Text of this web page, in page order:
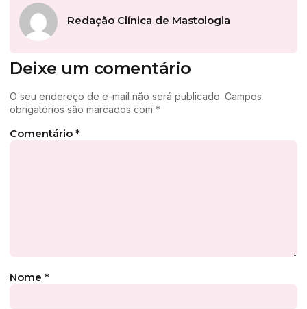
Redação Clínica de Mastologia
Deixe um comentário
O seu endereço de e-mail não será publicado. Campos
obrigatórios são marcados com *
Comentário *
Nome *